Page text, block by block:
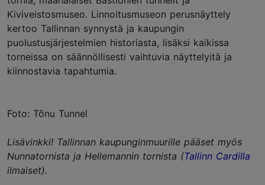
Kiviveistosmuseo. Linnoitusmuseon perusnäyttely
kertoo Tallinnan synnystä ja kaupungin
puolustusjärjestelmien historiasta, lisäksi kaikissa
torneissa on säännöllisesti vaihtuvia näyttelyitä ja
kiinnostavia tapahtumia.
Foto: Tõnu Tunnel
Lisävinkki! Tallinnan kaupunginmuurille pääset myös
Nunnatornista ja Hellemannin tornista (Tallinn Cardilla
ilmaiset).